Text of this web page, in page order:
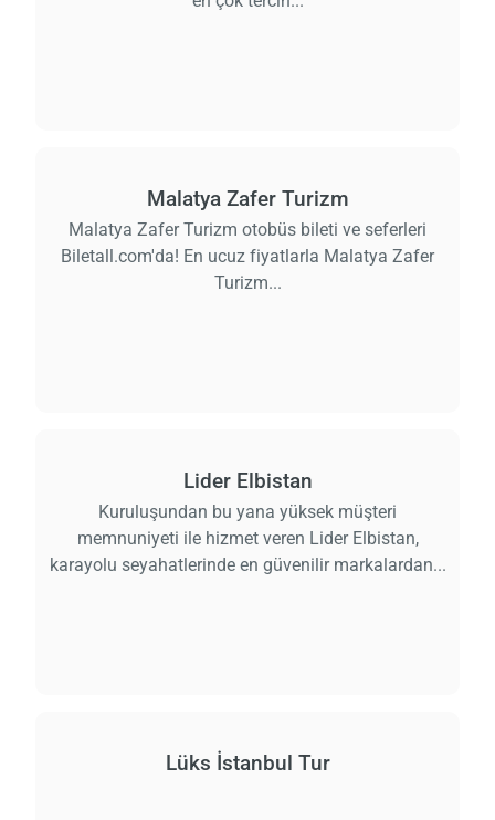
Malatya Zafer Turizm
Malatya Zafer Turizm otobüs bileti ve seferleri
Biletall.com'da! En ucuz fiyatlarla Malatya Zafer
Turizm...
Lider Elbistan
Kuruluşundan bu yana yüksek müşteri
memnuniyeti ile hizmet veren Lider Elbistan,
karayolu seyahatlerinde en güvenilir markalardan...
Lüks İstanbul Tur